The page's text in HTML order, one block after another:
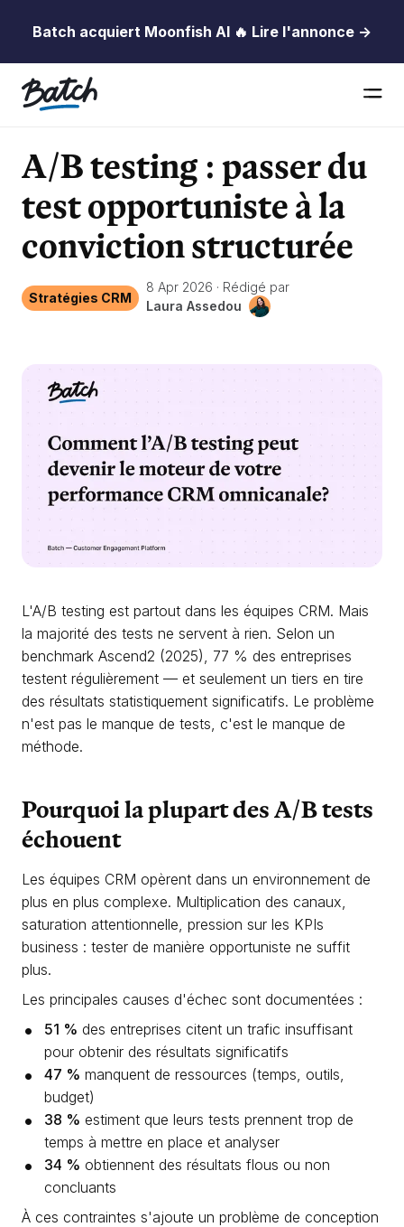
Batch acquiert Moonfish AI 🔥 Lire l'annonce →
A/B testing : passer du
test opportuniste à la
conviction structurée
Stratégies CRM
8 Apr 2026 · Rédigé par
Laura Assedou
L'A/B testing est partout dans les équipes CRM. Mais
la majorité des tests ne servent à rien. Selon un
benchmark Ascend2 (2025), 77 % des entreprises
testent régulièrement — et seulement un tiers en tire
des résultats statistiquement significatifs. Le problème
n'est pas le manque de tests, c'est le manque de
méthode.
Pourquoi la plupart des A/B tests
échouent
Les équipes CRM opèrent dans un environnement de
plus en plus complexe. Multiplication des canaux,
saturation attentionnelle, pression sur les KPIs
business : tester de manière opportuniste ne suffit
plus.
Les principales causes d'échec sont documentées :
51 % des entreprises citent un trafic insuffisant
pour obtenir des résultats significatifs
47 % manquent de ressources (temps, outils,
budget)
38 % estiment que leurs tests prennent trop de
temps à mettre en place et analyser
34 % obtiennent des résultats flous ou non
concluants
À ces contraintes s'ajoute un problème de conception